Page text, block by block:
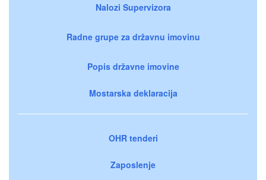
Nalozi Supervizora
Radne grupe za državnu imovinu
Popis državne imovine
Mostarska deklaracija
OHR tenderi
Zaposlenje